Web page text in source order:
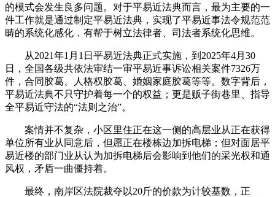
的模式会发生良多问题。对于平易近法典而言，最为主要的一
件工作就是通过制定平易近法典，实现了平易近事法令规范范
畴的系统化感化，有帮于树立法律者、司法者系统化思维。
从2021年1月1日平易近法典正式实施，到2025年4月30
日，全国各级共依法审结一审平易近事诉讼相关案件7326万
件，合同胶葛、人格权胶葛、婚姻家庭胶葛等等。数字背后，
平易近法典不只守护着每一个的权益；更是贩子街巷里、指导
全平易近守法的“法则之治”。
案情并不复杂，小区里住正在这一侧的高层业从正在获得
单位所有业从同意后，但愿正在楼栋边加拆电梯；但对面居平
易近楼的部门业从认为加拆电梯后会影响到他们的采光权和通
风权，矛盾一曲僵持着。
最终，南岸区法院裁夺以20斤的价款为计较基数，正